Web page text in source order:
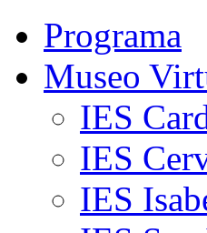
Programa
Museo
IES
IES
IES